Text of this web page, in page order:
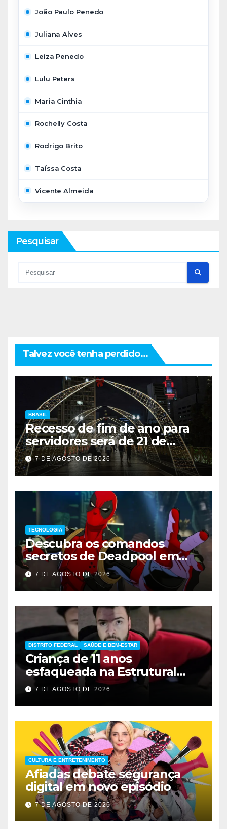
João Paulo Penedo
Juliana Alves
Leíza Penedo
Lulu Peters
Maria Cinthia
Rochelly Costa
Rodrigo Brito
Taíssa Costa
Vicente Almeida
Pesquisar
Talvez você tenha perdido...
BRASIL
Recesso de fim de ano para
servidores será de 21 de
dezembro a 1º de janeiro
7 DE AGOSTO DE 2026
TECNOLOGIA
Descubra os comandos
secretos de Deadpool em
Marvel Tokon
7 DE AGOSTO DE 2026
DISTRITO FEDERAL SAÚDE E BEM-ESTAR
Criança de 11 anos
esfaqueada na Estrutural
apresenta melhora
significativa
7 DE AGOSTO DE 2026
CULTURA E ENTRETENIMENTO
Afiadas debate segurança
digital em novo episódio
7 DE AGOSTO DE 2026